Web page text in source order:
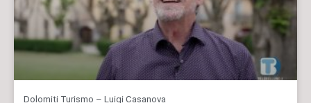
Dolomiti Turismo – Luigi Casanova